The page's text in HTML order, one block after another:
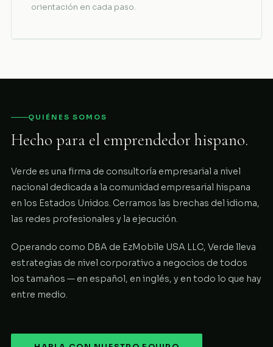
orientación en cada paso.
QUIÉNES SOMOS
Hecho para el emprendedor hispano.
Verde es una firma de consultoría empresarial a nivel
nacional dedicada a la comunidad empresarial hispana
en los Estados Unidos. Cerramos las brechas del idioma,
las redes profesionales y la ejecución.
Operando como DBA de EzMobile USA LLC, Verde lleva
estrategias de nivel corporativo a negocios de todos
los tamaños — en español, en inglés, y en todo lo que hay
entre medio.